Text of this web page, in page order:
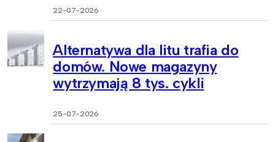
22-07-2026
Alternatywa dla litu trafia do
domów. Nowe magazyny
wytrzymają 8 tys. cykli
25-07-2026